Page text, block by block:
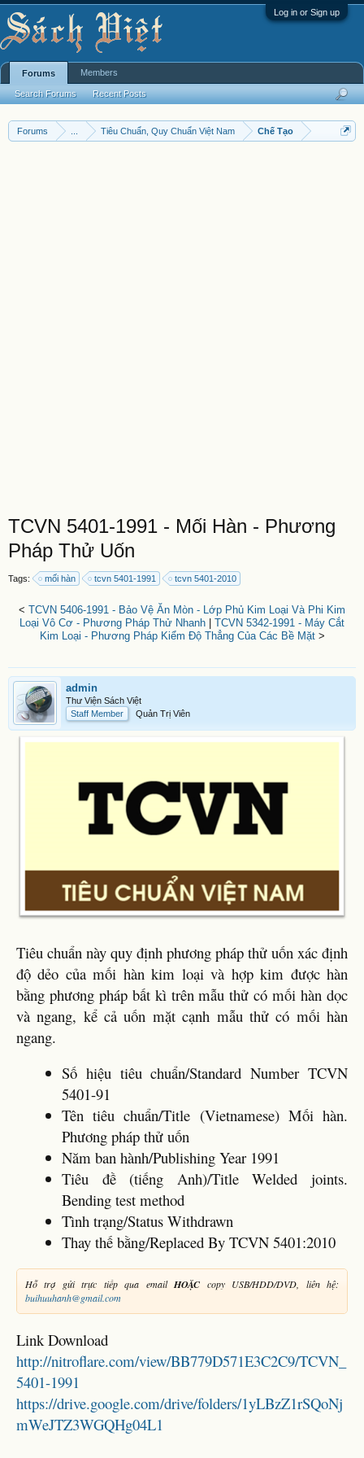
Log in or Sign up
Forums Tiêu Chuẩn, Quy Chuẩn Việt Nam Chế Tạo
TCVN 5401-1991 - Mối Hàn - Phương
Pháp Thử Uốn
Tags: mối hàn tcvn 5401-1991 tcvn 5401-2010
< TCVN 5406-1991 - Bảo Vệ Ăn Mòn - Lớp Phủ Kim Loại Và Phi Kim
Loại Vô Cơ - Phương Pháp Thử Nhanh
TCVN 5342-1991 - Máy Cắt
Kim Loại - Phương Pháp Kiểm Độ Thẳng Của Các Bề Mặt>
admin
Thư Viện Sách Việt
Staff Member
Quản Trị Viên
Tiêu chuẩn này quy định phương pháp thử uốn xác định
độ dẻo của mối hàn kim loại và hợp kim được hàn
bằng phương pháp bất kì trên mẫu thử có mối hàn dọc
và ngang, kể cả uốn mặt cạnh mẫu thử có mối hàn
ngang.
Số hiệu tiêu chuẩn/Standard Number TCVN
5401-91
Tên tiêu chuẩn/Title (Vietnamese) Mối hàn.
Phương pháp thử uốn
Năm ban hành/Publishing Year 1991
Tiêu đề (tiếng Anh)/Title Welded joints.
Bending test method
Tình trạng/Status Withdrawn
Thay thế bằng/Replaced By TCVN 5401:2010
Hỗ trợ gửi trực tiếp qua emailHOẶC copy USB/HDD/DVD, liên hệ:
buihuuhanh@gmail.com
Link Download
http://nitroflare.com/view/BB779D571E3C2C9/TCVN_
5401-1991
https://drive.google.com/drive/folders/1yLBzZ1rSQoNj
mWeJTZ3WGQHg04L1
Forums
Search Forums Recent Posts
Members